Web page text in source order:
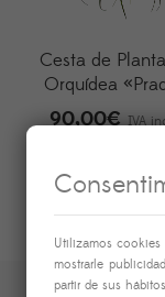
Cesta de
Orquídea
90,00€ IVA
Utilizamos
mostrarle
partir de sus